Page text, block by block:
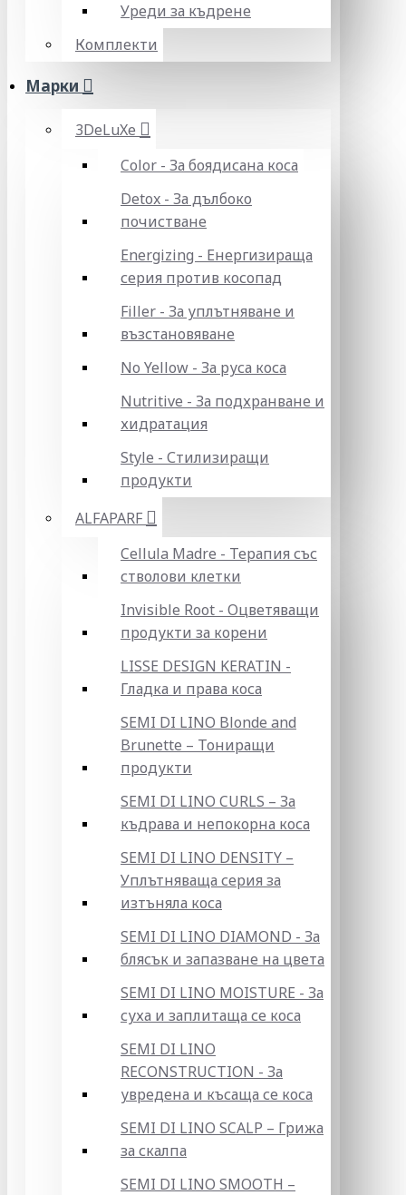
Уреди за къдрене
Комплекти
Марки
3DeLuXe
Color - За боядисана коса
Detox - За дълбоко
почистване
Energizing - Енергизираща
серия против косопад
Filler - За уплътняване и
възстановяване
No Yellow - За руса коса
Nutritive - За подхранване и
хидратация
Style - Стилизиращи
продукти
ALFAPARF
Cellula Madre - Терапия със
стволови клетки
Invisible Root - Оцветяващи
продукти за корени
LISSE DESIGN KERATIN -
Гладка и права коса
SEMI DI LINO Blonde and
Brunette – Тониращи
продукти
SEMI DI LINO CURLS – За
къдрава и непокорна коса
SEMI DI LINO DENSITY –
Уплътняваща серия за
изтъняла коса
SEMI DI LINO DIAMOND - За
блясък и запазване на цвета
SEMI DI LINO MOISTURE - За
суха и заплитаща се коса
SEMI DI LINO
RECONSTRUCTION - За
увредена и късаща се коса
SEMI DI LINO SCALP – Грижа
за скалпа
SEMI DI LINO SMOOTH –